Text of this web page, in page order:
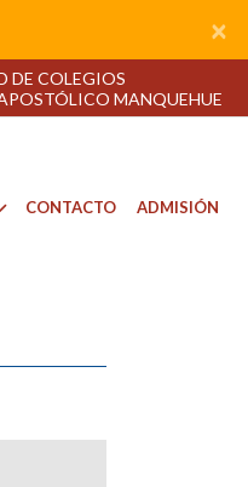
×
DE COLEGIOS
MANQUEHUE
CONTACTO ADMISIÓN